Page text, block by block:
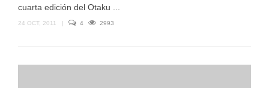
cuarta edición del Otaku ...
24 OCT, 2011 | 4 2993